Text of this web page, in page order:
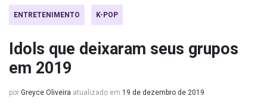
ENTRETENIMENTO K-POP
Idols que deixaram seus grupos
em 2019
por Greyce Oliveira atualizado em 19 de dezembro de 2019